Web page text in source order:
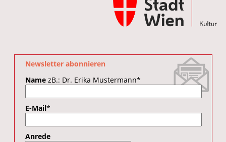
Newsletter abonnieren
NamezB.: Dr. Erika Mustermann*
E-Mail*
Anrede